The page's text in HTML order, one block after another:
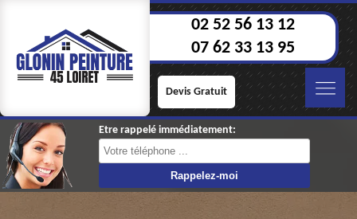
02 52 56 13 12
07 62 33 13 95
Devis Gratuit
Etre rappelé immédiatement: